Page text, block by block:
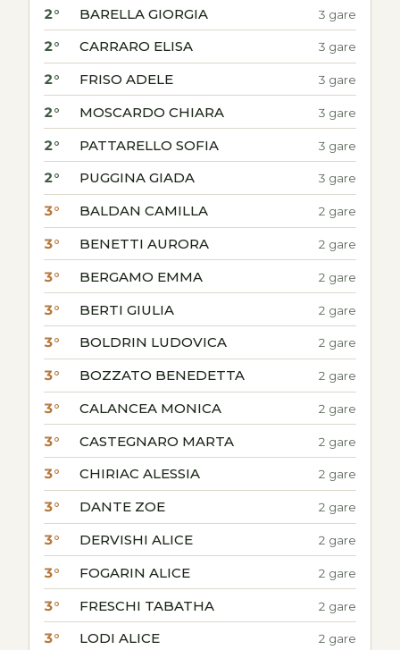
2° BARELLA GIORGIA 3 gare
2° CARRARO ELISA 3 gare
2° FRISO ADELE 3 gare
2° MOSCARDO CHIARA 3 gare
2° PATTARELLO SOFIA 3 gare
2° PUGGINA GIADA 3 gare
3° BALDAN CAMILLA 2 gare
3° BENETTI AURORA 2 gare
3° BERGAMO EMMA 2 gare
3° BERTI GIULIA 2 gare
3° BOLDRIN LUDOVICA 2 gare
3° BOZZATO BENEDETTA 2 gare
3° CALANCEA MONICA 2 gare
3° CASTEGNARO MARTA 2 gare
3° CHIRIAC ALESSIA 2 gare
3° DANTE ZOE 2 gare
3° DERVISHI ALICE 2 gare
3° FOGARIN ALICE 2 gare
3° FRESCHI TABATHA 2 gare
3° LODI ALICE 2 gare